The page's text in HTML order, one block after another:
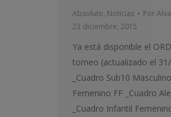
Absoluto, Noticias Por
23 diciembre, 2015
Ya está disponible el
torneo (actualizado el
_Cuadro Sub10
Femenino FF _Cuadro
_Cuadro Infantil